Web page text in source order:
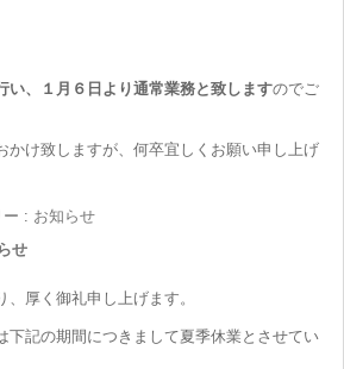
い、１月６日より通常業務と致しますのでご
かけ致しますが、何卒宜しくお願い申し上げ
ー : お知らせ
せ
厚く御礼申し上げます。
下記の期間につきまして夏季休業とさせてい